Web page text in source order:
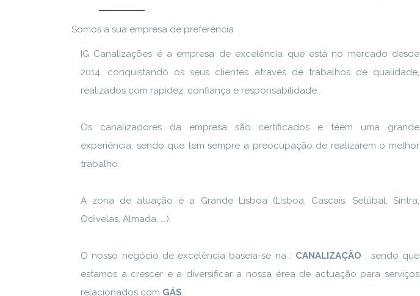
Somos a sua empresa de preferência
IG Canalizações é a empresa de excelência que está no mercado desde
2014, conquistando os seus clientes através de trabalhos de qualidade,
realizados com rapidez, confiança e responsabilidade.
Os canalizadores da empresa são certificados e têem uma grande
experiência, sendo que tem sempre a preocupação de realizarem o melhor
trabalho.
A zona de atuação é a Grande Lisboa (Lisboa, Cascais, Setúbal, Sintra,
Odivelas, Almada, ...).
O nosso negócio de excelência baseia-se na : CANALIZAÇÃO , sendo que
estamos a crescer e a diversificar a nossa érea de actuação para serviços
relacionados com GÁS.